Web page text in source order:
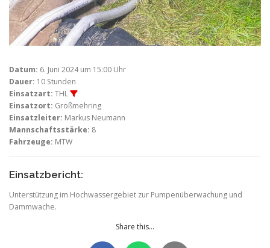
Datum: 6. Juni 2024 um 15:00 Uhr
Dauer: 10 Stunden
Einsatzart: THL
Einsatzort: Großmehring
Einsatzleiter: Markus Neumann
Mannschaftsstärke: 8
Fahrzeuge: MTW
Einsatzbericht:
Unterstützung im Hochwassergebiet zur Pumpenüberwachung und
Dammwache.
Share this...